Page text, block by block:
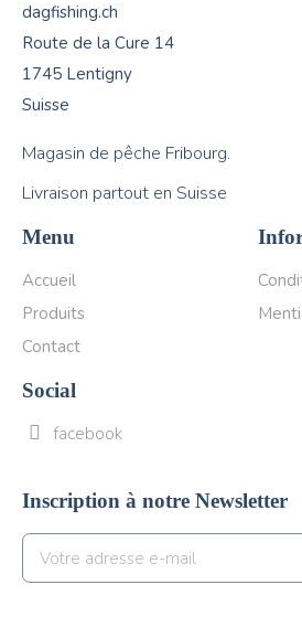
dagfishing.ch
Route de la Cure 14
1745 Lentigny
Suisse
Magasin de pêche Fribourg.
Livraison partout en Suisse
Menu
Accueil
Produits
Contact
Social
facebook
Inscription à notre Newsletter